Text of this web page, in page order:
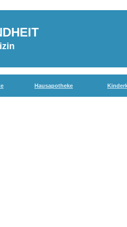
Hausapotheke